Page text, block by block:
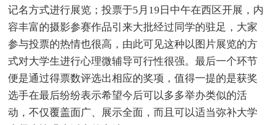
记名方式进行展览；投票于5月19日中午在西区开展，内
容丰富的摄影参赛作品引来大批经过同学的驻足，大家
参与投票的热情也很高，由此可见这种以图片展览的方
式对大学生进行心理微辅导可行性很强。最后一个环节
便是通过得票数评选出相应的奖项，值得一提的是获奖
选手在最后纷纷表示希望今后可以多多举办类似的活
动，不仅覆盖面广、展示全面，而且可以适当弥补大学